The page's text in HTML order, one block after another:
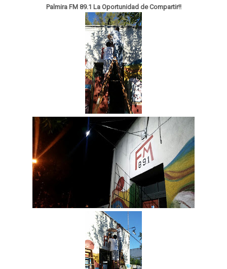
Palmira FM 89.1 La Oportunidad de Compartir!!